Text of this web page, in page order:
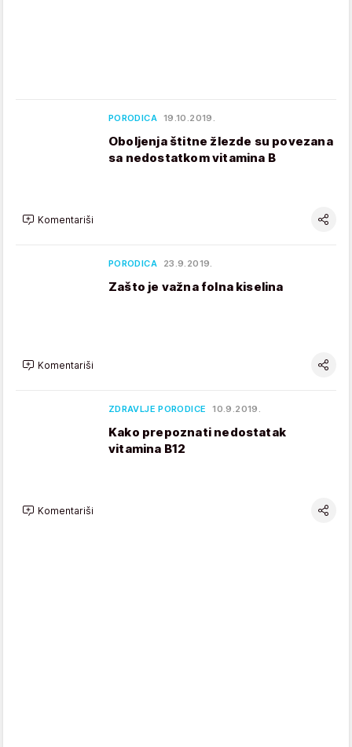
PORODICA 19.10.2019.
Oboljenja štitne žlezde su povezana
sa nedostatkom vitamina B
Komentariši
PORODICA 23.9.2019.
Zašto je važna folna kiselina
Komentariši
ZDRAVLJE PORODICE 10.9.2019.
Kako prepoznati nedostatak
vitamina B12
Komentariši